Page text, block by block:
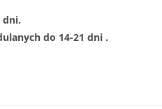
dni.
do 14-21 dni .